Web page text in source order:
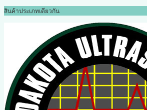
สินค้าประเภทเดียวกัน